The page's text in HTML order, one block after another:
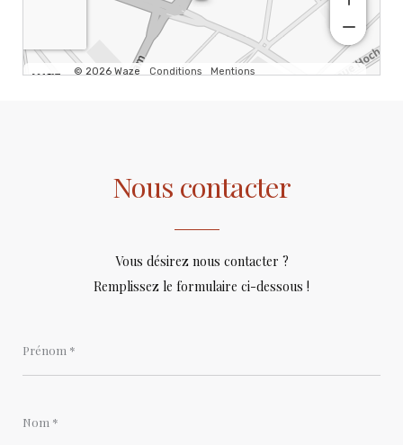
Nous contacter
Vous désirez nous contacter ?
Remplissez le formulaire ci-dessous !